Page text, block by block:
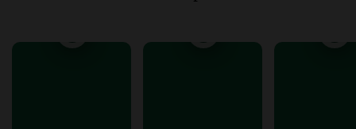
Audio.La amiga del Papa León XIV